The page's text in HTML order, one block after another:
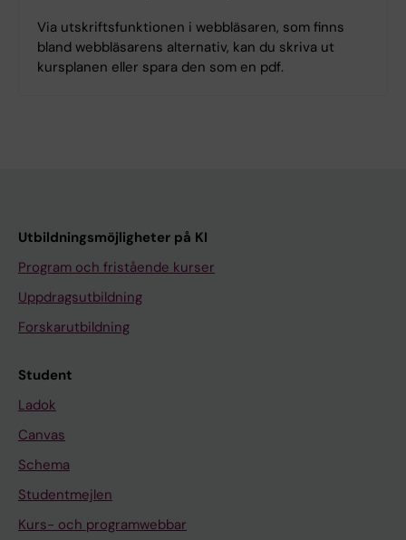
Via utskriftsfunktionen i webbläsaren, som finns
bland webbläsarens alternativ, kan du skriva ut
kursplanen eller spara den som en pdf.
Utbildningsmöjligheter på KI
Program och fristående kurser
Uppdragsutbildning
Forskarutbildning
Student
Ladok
Canvas
Schema
Studentmejlen
Kurs- och programwebbar